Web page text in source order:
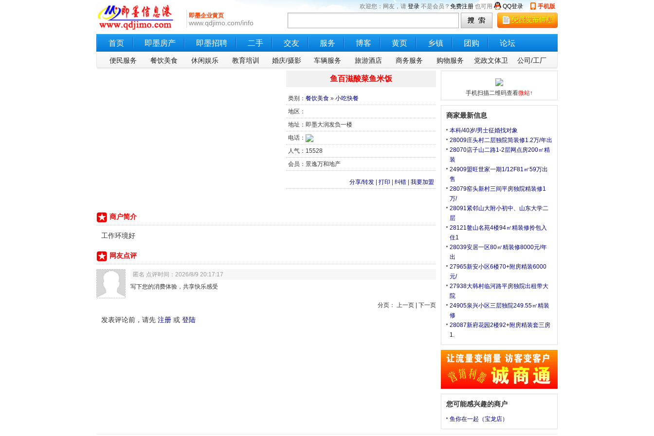
即墨企业黄页
www.qdjimo.com/info
欢迎您：网友，请 登录 不是会员？免费注册 也可用 QQ登录 手机版
首页 即墨房产 即墨招聘 二手 交友 服务 博客 黄页 乡镇 团购 论坛
便民服务 餐饮美食 休闲娱乐 教育培训 婚庆/摄影 车辆服务 旅游酒店 商务服务 购物服务 党政文体卫 公司/工厂
鱼百滋酸菜鱼米饭
类别： 餐饮美食 » 小吃快餐
地区：
地址：即墨大润发负一楼
电话：
人气：15528
会员：景逸万和地产
分享/转发 打印 纠错 我要加盟
商户简介
工作环境好
网友点评
匿名 点评时间：2026/8/9 20:17:17
写下您的消费体验，共享快乐感受
分页： 上一页 | 下一页
发表评论前，请先 注册 或 登陆
手机扫描二维码查看微站↑
商家最新信息
本科/40岁/男士征婚找对象
28009庄头村二层独院简装修1.2万/年出
28070店子山二路1-2层网点房200㎡精
装
24909盟旺世家一期1/12F81㎡59万出
售
28079窑头新村三间平房独院精装修1
万/
28091紧邻山大附小初中、山东大学二
层
28121鳌山名苑4楼94㎡精装修拎包入
住1
28039安居一区80㎡精装修8000元/年
出
27965新安小区6楼70+附房精装6000
元/
27938大韩村临河路平房独院出租带大
院
24905泉兴小区三层独院249.55㎡精装
修
28087新府花园2楼92+附房精装套三房
1.
您可能感兴趣的商户
鱼你在一起（宝龙店）